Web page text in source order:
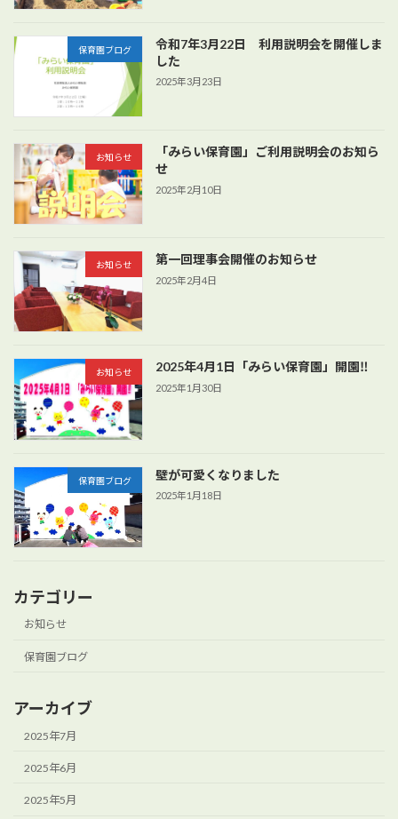
保育園ブログ
令和7年3月22日 利用説明会を開催しま
した
2025年3月23日
お知らせ
「みらい保育園」ご利用説明会のお知ら
せ
2025年2月10日
お知らせ 第一回理事会開催のお知らせ
2025年2月4日
お知らせ 2025年4月1日「みらい保育園」開園‼
2025年1月30日
保育園ブログ 壁が可愛くなりました
2025年1月18日
カテゴリー
お知らせ
保育園ブログ
アーカイブ
2025年7月
2025年6月
2025年5月